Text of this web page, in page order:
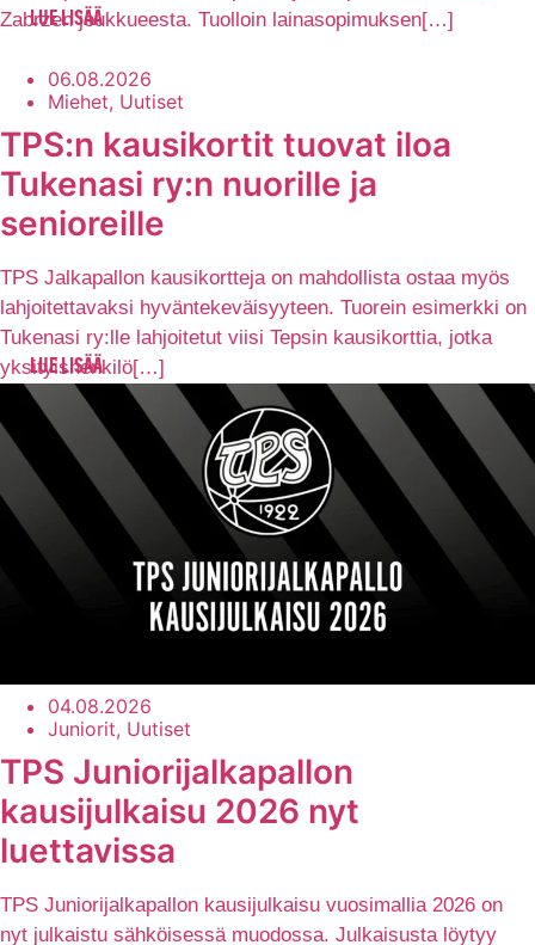
Zabrzen joukkueesta. Tuolloin lainasopimuksen[…]
LUE LISÄÄ
06.08.2026
Miehet, Uutiset
TPS:n kausikortit tuovat iloa
Tukenasi ry:n nuorille ja
senioreille
TPS Jalkapallon kausikortteja on mahdollista ostaa myös
lahjoitettavaksi hyväntekeväisyyteen. Tuorein esimerkki on
Tukenasi ry:lle lahjoitetut viisi Tepsin kausikorttia, jotka
yksityishenkilö[…]
LUE LISÄÄ
04.08.2026
Juniorit, Uutiset
TPS Juniorijalkapallon
kausijulkaisu 2026 nyt
luettavissa
TPS Juniorijalkapallon kausijulkaisu vuosimallia 2026 on
nyt julkaistu sähköisessä muodossa. Julkaisusta löytyy